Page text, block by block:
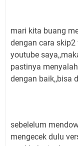
mari kita buang
dengan cara
youtube
pastinya
dengan baik,,bisa
sebelelum
mengecek dulu